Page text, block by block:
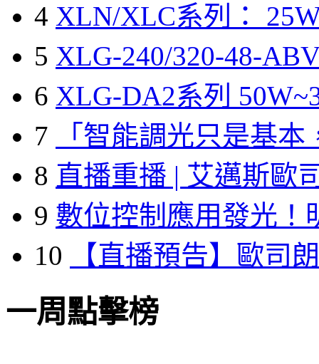
4 XLN/XLC系列：
5 XLG-240/320-48-
6 XLG-DA2系列
7
「智能調光只是基本
8 直播重播 | 艾邁斯歐
9 數位控制應用發光！
10
【直播預告】歐司
一周點擊榜